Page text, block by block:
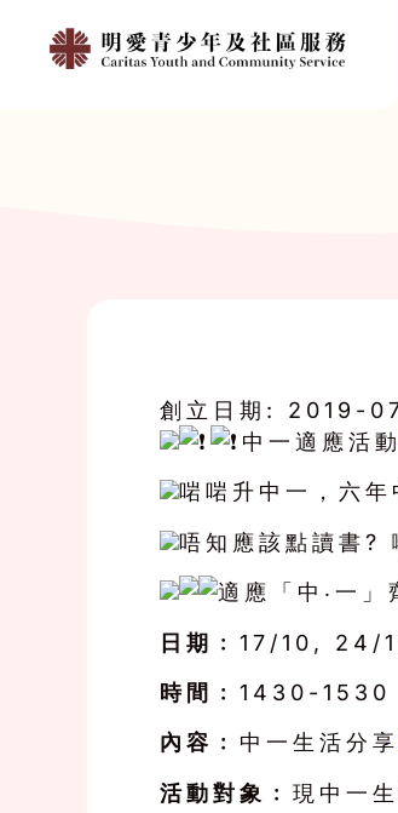
創立日期:
2019-
中一適應活動
啱啱升中一，六
唔知應該點讀書?
適應「中‧一」
日期﹕ 17/10, 24/
時間﹕ 1430-1530
內容﹕ 中一生活分享
活動對象﹕ 現中一生